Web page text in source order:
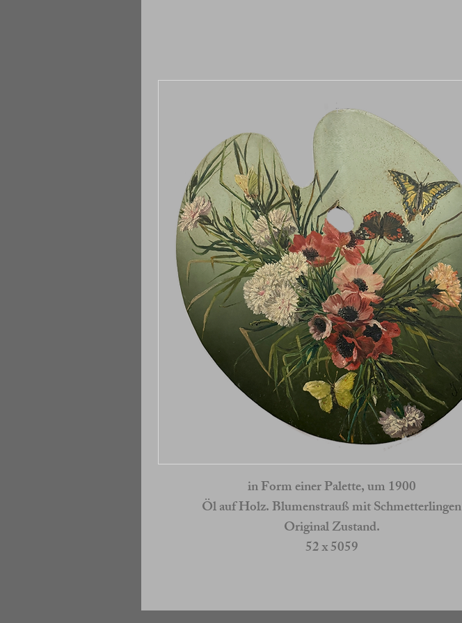
in Form einer Palette, um 1900
Öl auf Holz. Blumenstrauß mit Schmetterlingen
Original Zustand.
52 x 5059